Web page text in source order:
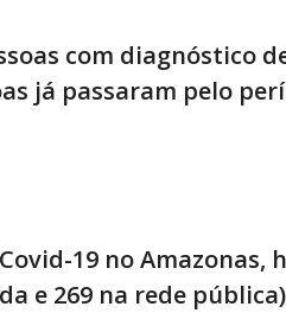
com diagnóstico
já passaram pelo
19 no Amazonas,
e 269 na rede